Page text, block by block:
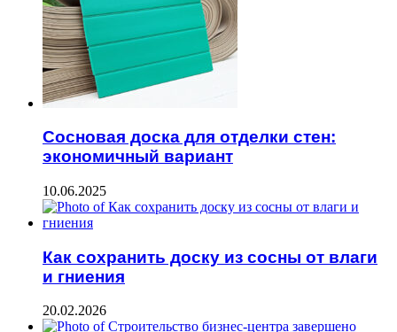
Сосновая доска для отделки стен:
экономичный вариант
10.06.2025
Как сохранить доску из сосны от влаги
и гниения
20.02.2026